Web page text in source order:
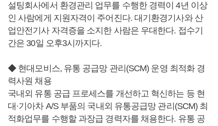
설팅회사에서 환경관리 업무를 수행한 경력이 4년 이상
인 사람에게 지원자격이 주어진다. 대기환경기사와 산
업안전기사 자격증을 소지한 사람은 우대한다. 접수기
간은 30일 오후3시까지다.
◆ 현대모비스, 유통 공급망 관리(SCM) 운영 최적화 경
력사원 채용
국내외 유통 공급 프로세스를 개선하고 혁신하는 등 현
대·기아차 A/S 부품의 국내외 유통공급망 관리(SCM) 최
적화업무를 수행할 과장급 경력자를 채용한다. 유통 공